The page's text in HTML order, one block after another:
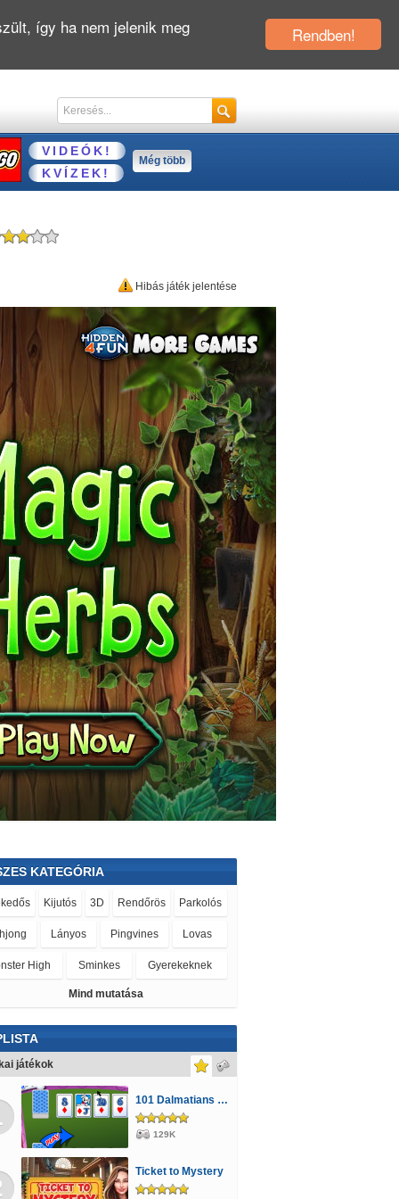
VIDEÓK!
KVÍZEK!
Még több
Hibás játék jelentése
KATEGÓRIA
Kijutós 3D Rendőrös Parkolós
Lányos Pingvines Lovas
High Sminkes Gyerekeknek
Ben 10 Mászkálós
Olimpiai Violetta Farmos
tárgy Robotos Orvosos
Csókolózós Barbie
Hercegnős Pónis Spongyabob
Pókemberes Golyós Tankos Letöltős
Mind mutatása
játékok
101 Dalmatians Card Battles
129K
Ticket to Mystery
Rendben!
így ha nem jelenik meg